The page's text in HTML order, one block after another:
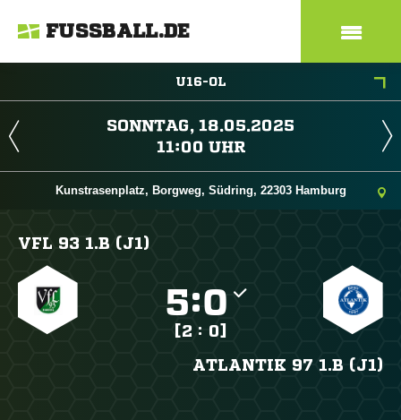
FUSSBALL.DE
U16-OL
 
 
Kunstrasenplatz, Borgweg, Südring, 22303 Hamburg
VFL 93 1.B (J1)
:
[2 : 0]
ATLANTIK 97 1.B (J1)